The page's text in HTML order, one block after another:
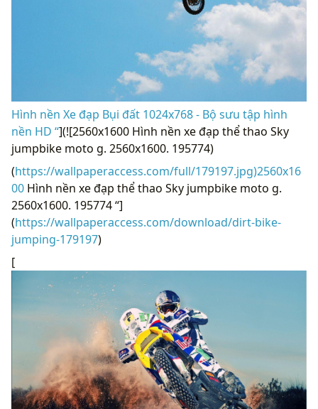
Hình nền Xe đạp Bụi đất 1024x768 - Bộ sưu tập hình
nền HD “](![2560x1600 Hình nền xe đạp thể thao Sky
jumpbike moto g. 2560x1600. 195774)
(https://wallpaperaccess.com/full/179197.jpg)2560x16
00 Hình nền xe đạp thể thao Sky jumpbike moto g.
2560x1600. 195774 “]
(https://wallpaperaccess.com/download/dirt-bike-
jumping-179197)
[